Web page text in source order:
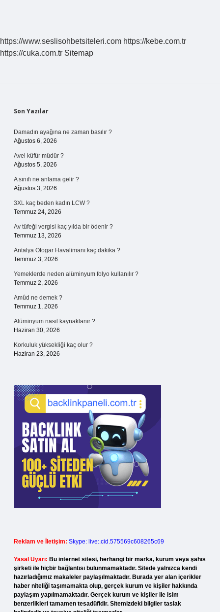
https://www.seslisohbetsiteleri.com https://kebe.com.tr
https://cuka.com.tr Sitemap
Sidebar
Son Yazılar
Damadın ayağına ne zaman basılır ?
Ağustos 6, 2026
Avel küfür müdür ?
Ağustos 5, 2026
A sınıfı ne anlama gelir ?
Ağustos 3, 2026
3XL kaç beden kadın LCW ?
Temmuz 24, 2026
Av tüfeği vergisi kaç yılda bir ödenir ?
Temmuz 13, 2026
Antalya Otogar Havalimanı kaç dakika ?
Temmuz 3, 2026
Yemeklerde neden alüminyum folyo kullanılır ?
Temmuz 2, 2026
Amûd ne demek ?
Temmuz 1, 2026
Alüminyum nasıl kaynaklanır ?
Haziran 30, 2026
Korkuluk yüksekliği kaç olur ?
Haziran 23, 2026
Reklam ve İletişim: Skype: live:.cid.575569c608265c69
Yasal Uyarı: Bu internet sitesi, herhangi bir marka, kurum veya şahıs
şirketi ile hiçbir bağlantısı bulunmamaktadır. Sitede yalnızca kendi
hazırladığımız makaleler paylaşılmaktadır. Burada yer alan içerikler
haber niteliği taşımamakta olup, gerçek kurum ve kişiler hakkında
paylaşım yapılmamaktadır. Gerçek kurum ve kişiler ile isim
benzerlikleri tamamen tesadüfidir. Sitemizdeki bilgiler taslak